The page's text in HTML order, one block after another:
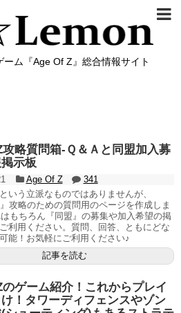
ム『Age Of Z』総合情報サイト
略質問箱-Ｑ＆Ａと同盟加入募
示板
Age Of Z
341
いう立派なものではありませんが、
』攻略のための質問用のページを作成しま
もちろん『同盟』の募集や加入希望の掲
利用ください。質問、回答、ともにどな
能！お気軽にご利用ください♪
記事を読む
ゲーム紹介！これからプレイ
！タワーディフェンスやゾン